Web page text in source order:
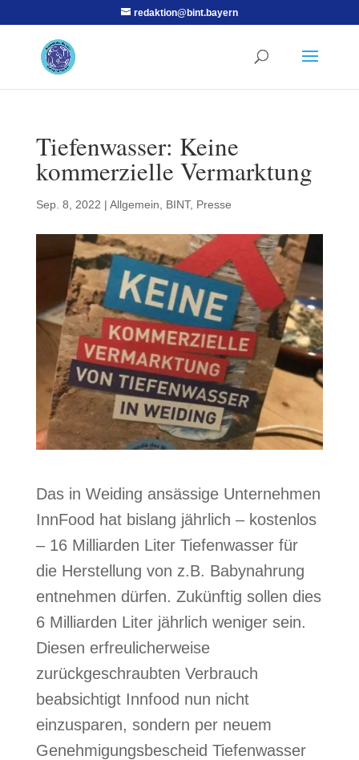
redaktion@bint.bayern
Tiefenwasser: Keine
kommerzielle Vermarktung
Sep. 8, 2022 | Allgemein BINT, Presse
Das in Weiding ansässige Unternehmen
InnFood hat bislang jährlich – kostenlos
– 16 Milliarden Liter Tiefenwasser für
die Herstellung von z.B. Babynahrung
entnehmen dürfen. Zukünftig sollen dies
6 Milliarden Liter jährlich weniger sein.
Diesen erfreulicherweise
zurückgeschraubten Verbrauch
beabsichtigt Innfood nun nicht
einzusparen, sondern per neuem
Genehmigungsbescheid Tiefenwasser